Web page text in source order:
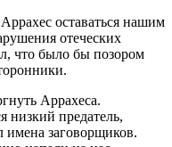
оставаться нашим
отеческих
что было бы позором
Аррахеса.
низкий предатель,
имена заговорщиков.